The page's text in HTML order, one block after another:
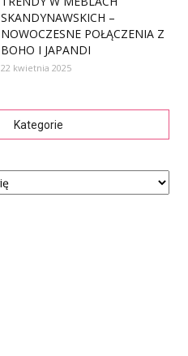
SKANDYNAWSKICH –
NOWOCZESNE POŁĄCZENIA Z
BOHO I JAPANDI
22 kwietnia 2025
Kategorie